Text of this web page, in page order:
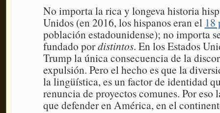
No importa la rica y longeva historia
Unidos (en 2016, los hispanos eran el 18
población estadounidense); no importa
fundado pordistintos. En los Estados
Trump la única consecuencia de la
expulsión. Pero el hecho es que la
la lingüística, es un factor de identidad
renuncia de proyectos comunes. Por eso
que defender en América, en el